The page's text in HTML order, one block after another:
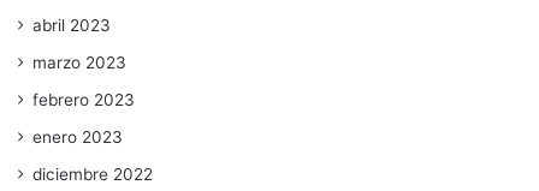
abril 2023
marzo 2023
febrero 2023
enero 2023
diciembre 2022